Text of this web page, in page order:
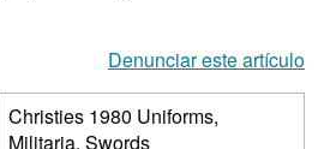
Denunciar este artículo
Christies 1980 Uniforms,
Militaria, Swords